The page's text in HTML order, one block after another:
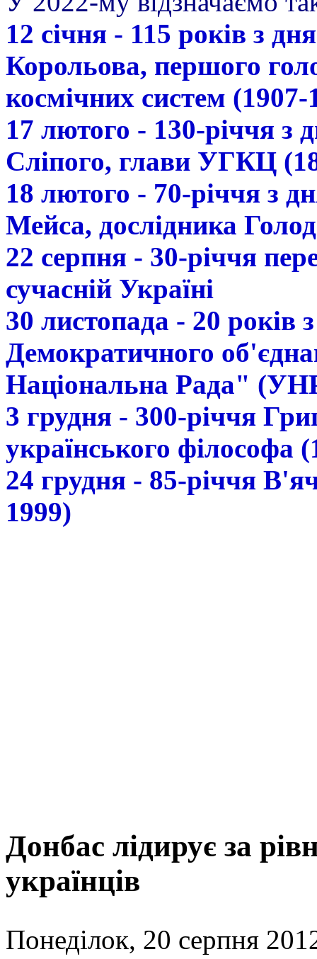
12 січня - 115 років з
Корольова, першого
космічних систем (1907-
17 лютого - 130-річчя з
Сліпого, глави УГКЦ
18 лютого - 70-річчя з
Мейса, дослідника
22 серпня - 30-річчя
сучасній Україні
30 листопада - 20 років
Демократичного
Національна Рада"
3 грудня - 300-річчя
українського філософа
24 грудня - 85-річчя
1999)
Донбас лідирує за
українців
Понеділок, 20 серпня